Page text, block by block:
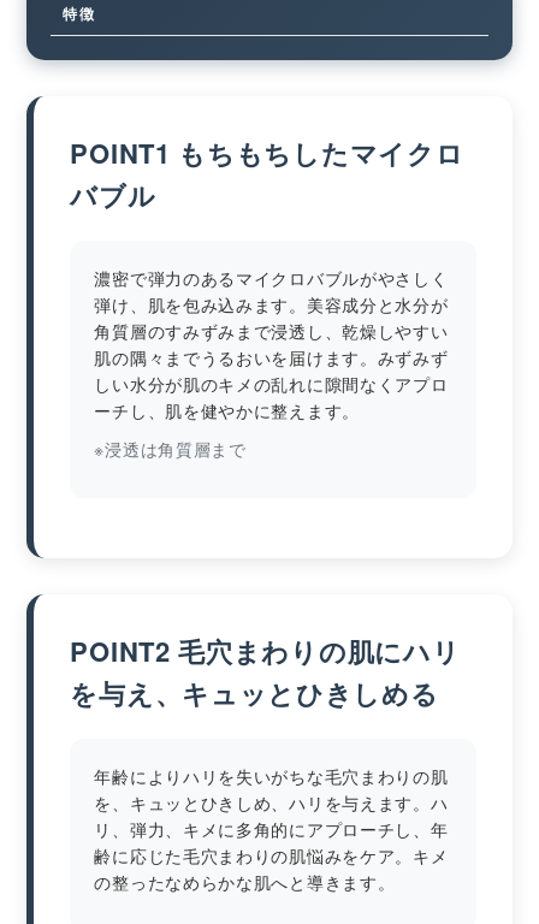
特徴
POINT1 もちもちしたマイクロ
バブル
濃密で弾力のあるマイクロバブルがやさしく
弾け、肌を包み込みます。美容成分と水分が
角質層のすみずみまで浸透し、乾燥しやすい
肌の隅々までうるおいを届けます。みずみず
しい水分が肌のキメの乱れに隙間なくアプロ
ーチし、肌を健やかに整えます。
※浸透は角質層まで
POINT2 毛穴まわりの肌にハリ
を与え、キュッとひきしめる
年齢によりハリを失いがちな毛穴まわりの肌
を、キュッとひきしめ、ハリを与えます。ハ
リ、弾力、キメに多角的にアプローチし、年
齢に応じた毛穴まわりの肌悩みをケア。キメ
の整ったなめらかな肌へと導きます。